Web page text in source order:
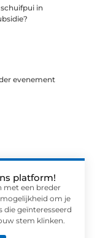
in
evenement
platform!
met een breder
om je
die geïnteresseerd
stem klinken.